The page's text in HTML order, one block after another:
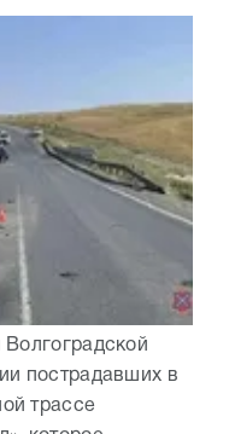
пострадавших в
трассе